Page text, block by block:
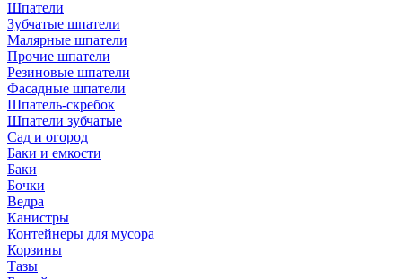
Шпатели
Зубчатые шпатели
Малярные шпатели
Прочие шпатели
Резиновые шпатели
Фасадные шпатели
Шпатель-скребок
Шпатели зубчатые
Сад и огород
Баки и емкости
Баки
Бочки
Ведра
Канистры
Контейнеры для мусора
Корзины
Тазы